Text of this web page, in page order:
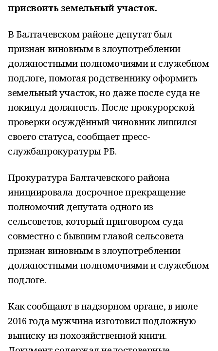
присвоить земельный участок.
В Балтачевском районе депутат был
признан виновным в злоупотреблении
должностными полномочиями и служебном
подлоге, помогая родственнику оформить
земельный участок, но даже после суда не
покинул должность. После прокурорской
проверки осуждённый чиновник лишился
своего статуса, сообщает пресс-
службапрокуратуры РБ.
Прокуратура Балтачевского района
инициировала досрочное прекращение
полномочий депутата одного из
сельсоветов, который приговором суда
совместно с бывшим главой сельсовета
признан виновным в злоупотреблении
должностными полномочиями и служебном
подлоге.
Как сообщают в надзорном органе, в июле
2016 года мужчина изготовил подложную
выписку из похозяйственной книги.